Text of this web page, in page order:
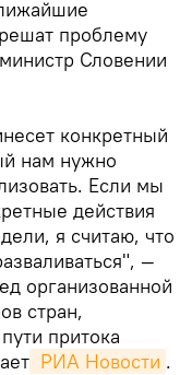
проблему
Словении
конкретный
нам нужно
Если мы
действия
я считаю, что
—
организованной
стран,
притока
РИА Новости .